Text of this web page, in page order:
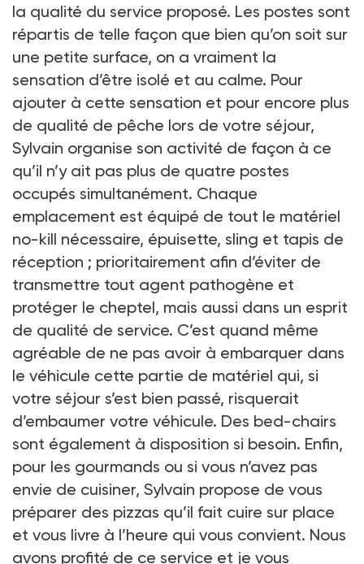
la qualité du service proposé. Les postes sont
répartis de telle façon que bien qu’on soit sur
une petite surface, on a vraiment la
sensation d’être isolé et au calme. Pour
ajouter à cette sensation et pour encore plus
de qualité de pêche lors de votre séjour,
Sylvain organise son activité de façon à ce
qu’il n’y ait pas plus de quatre postes
occupés simultanément. Chaque
emplacement est équipé de tout le matériel
no-kill nécessaire, épuisette, sling et tapis de
réception ; prioritairement afin d’éviter de
transmettre tout agent pathogène et
protéger le cheptel, mais aussi dans un esprit
de qualité de service. C’est quand même
agréable de ne pas avoir à embarquer dans
le véhicule cette partie de matériel qui, si
votre séjour s’est bien passé, risquerait
d’embaumer votre véhicule. Des bed-chairs
sont également à disposition si besoin. Enfin,
pour les gourmands ou si vous n’avez pas
envie de cuisiner, Sylvain propose de vous
préparer des pizzas qu’il fait cuire sur place
et vous livre à l’heure qui vous convient. Nous
avons profité de ce service et je vous